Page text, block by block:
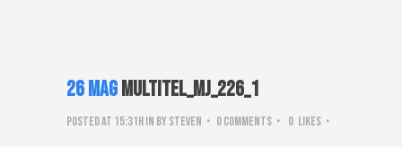
26 MagMultitel_mj_226_1
Posted at 15:31hin by steven 0 Comments 0 Likes